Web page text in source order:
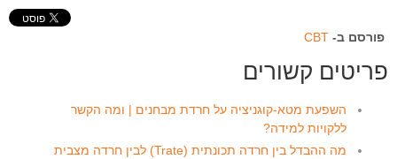
פורסם ב- CBT
פריטים קשורים
השפעת מטא-קוגניציה על חרדת מבחנים | ומה הקשר
ללקויות למידה?
מה ההבדל בין חרדה תכונתית (Trate) לבין חרדה מצבית